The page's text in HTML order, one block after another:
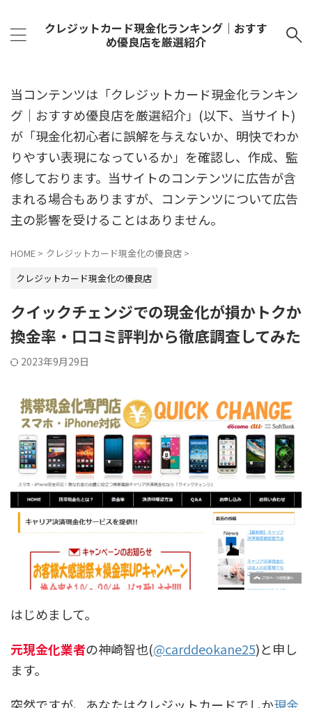
クレジットカード現金化ランキング｜おすす
め優良店を厳選紹介
当コンテンツは「クレジットカード現金化ランキン
グ｜おすすめ優良店を厳選紹介」(以下、当サイト)
が「現金化初心者に誤解を与えないか、明快でわか
りやすい表現になっているか」を確認し、作成、監
修しております。当サイトのコンテンツに広告が含
まれる場合もありますが、コンテンツについて広告
主の影響を受けることはありません。
HOME > クレジットカード現金化の優良店 >
クレジットカード現金化の優良店
クイックチェンジでの現金化が損かトクか
換金率・口コミ評判から徹底調査してみた
2023年9月29日
はじめまして。
元現金化業者の神崎智也(@carddeokane25)と申し
ます。
突然ですが、あなたはクレジットカードでしか現金